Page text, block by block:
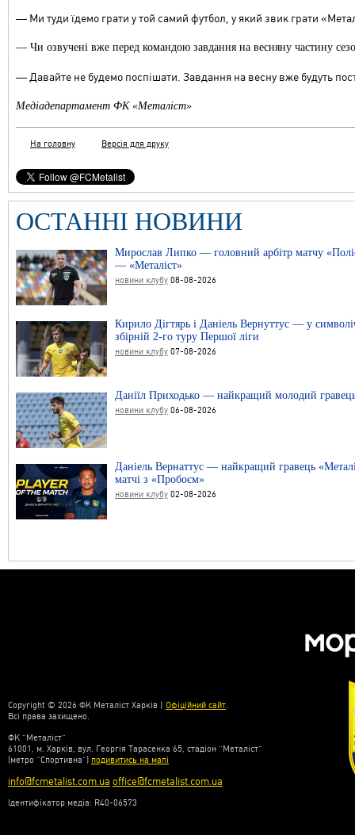
— Ми туди їдемо грати у той самий футбол, у який звик грати
— Чи озвучені вже перед командою завдання на весняну частину
— Давайте не будемо поспішати. Завдання на весну вже будуть
Медіадепартамент ФК «Металіст»
На головну Версія для друку
ОСТАННІ НОВИНИ
Мирослав Липко — головний арбітр матчу
— «Металіст»
новини клубу 08-08-2026
Кирило Дігтярь і Даніель Вернуттус — у
збірній 2-го туру Першої ліги
новини клубу 07-08-2026
Даніїл Приходько — найкращий молодий
новини клубу 06-08-2026
Даніель Вернаттус — найкращий гравець
матчі з «Пробоєм»
новини клубу 02-08-2026
Copyright © 2026 ФК Металіст Харків | Офіційний сайт.
Всі права захищено.
ФК “Металіст”
61001, м. Харків, вул. Георгія Тарасенка 65, стадіон “Металіст”
(метро “Спортивна”) подивитись на мапі
info@fcmetalist.com.ua office@fcmetalist.com.ua
Ідентифікатор медіа: R40-06573